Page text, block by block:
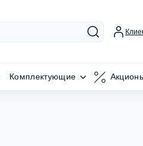
Комплектующие